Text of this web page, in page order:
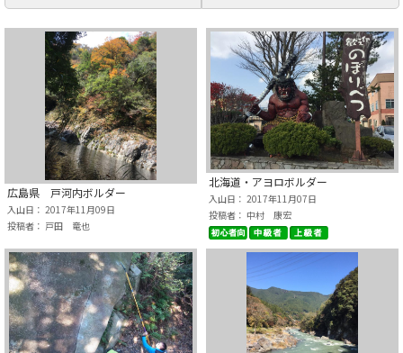
広島県 戸河内ボルダー
入山日： 2017年11月09日
投稿者： 戸田 竜也
北海道・アヨロボルダー
入山日： 2017年11月07日
投稿者： 中村 康宏